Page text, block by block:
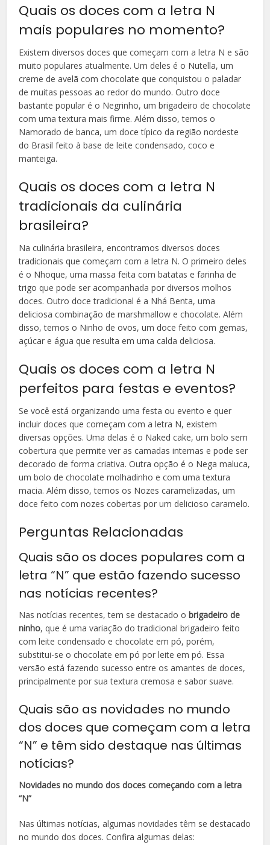
Quais os doces com a letra N
mais populares no momento?
Existem diversos doces que começam com a letra N e são
muito populares atualmente. Um deles é o Nutella, um
creme de avelã com chocolate que conquistou o paladar
de muitas pessoas ao redor do mundo. Outro doce
bastante popular é o Negrinho, um brigadeiro de chocolate
com uma textura mais firme. Além disso, temos o
Namorado de banca, um doce típico da região nordeste
do Brasil feito à base de leite condensado, coco e
manteiga.
Quais os doces com a letra N
tradicionais da culinária
brasileira?
Na culinária brasileira, encontramos diversos doces
tradicionais que começam com a letra N. O primeiro deles
é o Nhoque, uma massa feita com batatas e farinha de
trigo que pode ser acompanhada por diversos molhos
doces. Outro doce tradicional é a Nhá Benta, uma
deliciosa combinação de marshmallow e chocolate. Além
disso, temos o Ninho de ovos, um doce feito com gemas,
açúcar e água que resulta em uma calda deliciosa.
Quais os doces com a letra N
perfeitos para festas e eventos?
Se você está organizando uma festa ou evento e quer
incluir doces que começam com a letra N, existem
diversas opções. Uma delas é o Naked cake, um bolo sem
cobertura que permite ver as camadas internas e pode ser
decorado de forma criativa. Outra opção é o Nega maluca,
um bolo de chocolate molhadinho e com uma textura
macia. Além disso, temos os Nozes caramelizadas, um
doce feito com nozes cobertas por um delicioso caramelo.
Perguntas Relacionadas
Quais são os doces populares com a
letra “N” que estão fazendo sucesso
nas notícias recentes?
Nas notícias recentes, tem se destacado obrigadeiro de
ninho, que é uma variação do tradicional brigadeiro feito
com leite condensado e chocolate em pó, porém,
substitui-se o chocolate em pó por leite em pó. Essa
versão está fazendo sucesso entre os amantes de doces,
principalmente por sua textura cremosa e sabor suave.
Quais são as novidades no mundo
dos doces que começam com a letra
“N” e têm sido destaque nas últimas
notícias?
Novidades no mundo dos doces começando com a letra
“N”
Nas últimas notícias, algumas novidades têm se destacado
no mundo dos doces. Confira algumas delas: